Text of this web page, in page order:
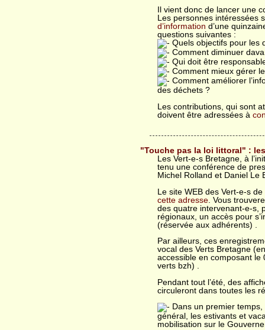
Il vient donc de lancer une
Les personnes intéressées
d’information d’une
questions suivantes :
Quels objectifs pour les
Comment diminuer
Qui doit être
Comment mieux gérer
Comment améliorer
des déchets ?
Les contributions, qui sont
doivent être adressées à
"Touche pas la loi littoral" :
Les Vert-e-s Bretagne, à
tenu une conférence de
Michel Rolland et Daniel Le
Le site WEB des Vert-e-s
cette adresse . Vous
des quatre intervenant-e-s,
régionaux, un accès pour
(réservée aux adhérents) .
Par ailleurs, ces
vocal des Verts Bretagne
accessible en composant le
verts bzh) .
Pendant tout l’été, des
circuleront dans toutes les
Dans un premier
général, les estivants et
mobilisation sur le